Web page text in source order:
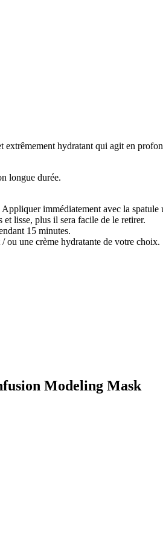
hydratant qui agit en
longue durée.
immédiatement avec la spatule
lisse, plus il sera facile de le retirer.
15 minutes.
ou une crème hydratante de votre choix.
Modeling Mask